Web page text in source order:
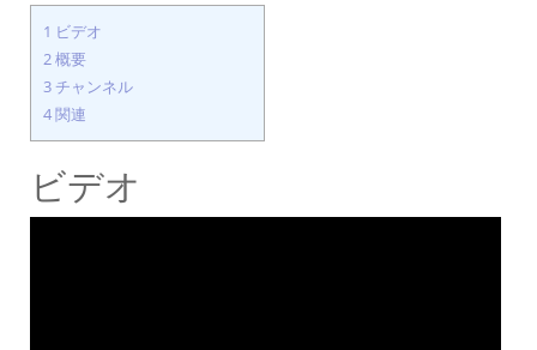
1 ビデオ
2概要
3チャンネル
4関連
ビデオ